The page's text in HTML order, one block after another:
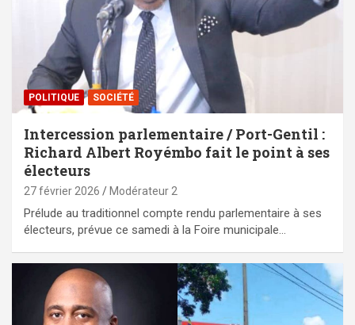
POLITIQUE SOCIÉTÉ
Intercession parlementaire / Port-Gentil :
Richard Albert Royémbo fait le point à ses
électeurs
27 février 2026 Modérateur 2
Prélude au traditionnel compte rendu parlementaire à ses
électeurs, prévue ce samedi à la Foire municipale…